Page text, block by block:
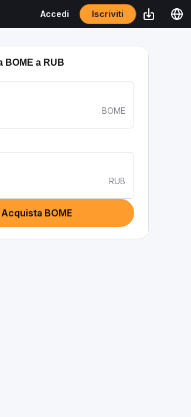
Accedi Iscriviti
BOME a RUB
BOME
RUB
Acquista BOME